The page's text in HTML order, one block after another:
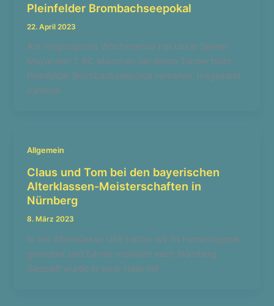
Pleinfelder Brombachseepokal
22. April 2023
Am vergangenen Wochenende hat unser Spieler
Mayur den 1. BC München bei einem Turnier beim
Pleinfelder Brombachseepokal vertreten. Insgesamt
nahmen
Allgemein
Claus und Tom bei den bayerischen
Alterklassen-Meisterschaften in
Nürnberg
8. März 2023
In der Altersklasse O65 hatten wir im Herrendoppel
gemeldet und fuhren motiviert nach Nürnberg.
Gespielt wurde in einer Halle mit